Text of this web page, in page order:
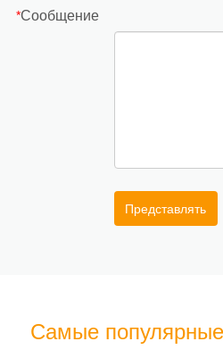
*Сообщение
Представлять
Самые популярные